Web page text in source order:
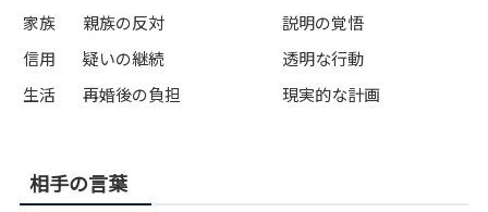
家族
親族の反対
説明の覚悟
信用
疑いの継続
透明な行動
生活
再婚後の負担 現実的な計画
相手の言葉